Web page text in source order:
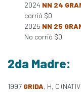
2024 NN 24
corrió $0
2025 NN 25
No corrió $0
2da Madre:
1997 GRIDA, H, C